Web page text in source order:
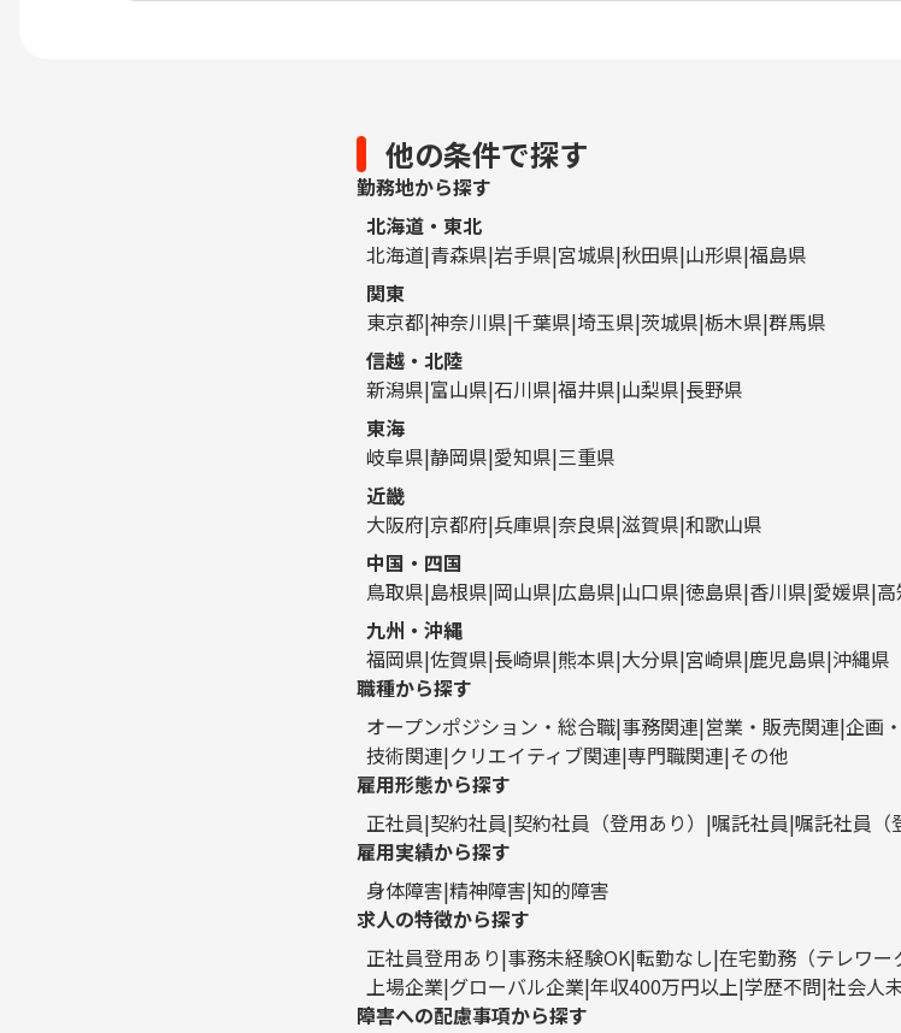
他の条件で探す
勤務地から探す
北海道・東北
北海道 青森県 岩手県 宮城県 秋田県 山形県 福島県
関東
東京都 神奈川県 千葉県 埼玉県 茨城県 栃木県 群馬県
信越・北陸
新潟県 富山県 石川県 福井県 山梨県 長野県
東海
岐阜県 静岡県 愛知県 三重県
近畿
大阪府 京都府 兵庫県 奈良県 滋賀県 和歌山県
中国・四国
鳥取県 島根県 岡山県 広島県 山口県 徳島県 香川県 愛媛県 高
九州・沖縄
福岡県 佐賀県 長崎県 熊本県 大分県 宮崎県 鹿児島県 沖縄県
職種から探す
オープンポジション・総合職 事務関連 営業・販売関連 企画
技術関連 クリエイティブ関連 専門職関連 その他
雇用形態から探す
正社員 契約社員 契約社員（登用あり） 嘱託社員 嘱託社員（
雇用実績から探す
身体障害 精神障害 知的障害
求人の特徴から探す
正社員登用あり 事務未経験OK 転勤なし 在宅勤務（テレワー
上場企業 グローバル企業 年収400万円以上 学歴不問 社会人
障害への配慮事項から探す